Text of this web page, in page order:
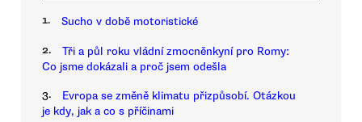
1. Sucho v době motoristické
2.
Tři a půl roku vládní zmocněnkyní pro Romy:
Co jsme dokázali a proč jsem odešla
3.
Evropa se změně klimatu přizpůsobí. Otázkou
je kdy, jak a co s příčinami